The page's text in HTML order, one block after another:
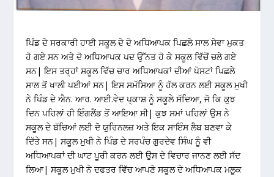
ਪਿੰਡ ਦੇ ਸਰਕਾਰੀ ਹਾਈ ਸਕੂਲ ਦੇ ਦੋ ਅਧਿਆਪਕ ਪਿਛਲੇ ਸਾਲ ਸੇਵਾ ਮੁਕਤ
ਹੋ ਗਏ ਸਨ ਅਤੇ ਦੋ ਅਧਿਆਪਕ ਪਦ ਉੱਨਤ ਹੋ ਕੇ ਸਕੂਲ ਵਿੱਚੋਂ ਚਲੇ ਗਏ
ਸਨ| ਇਸ ਤਰ੍ਹਾਂ ਸਕੂਲ ਵਿੱਚ ਚਾਰ ਅਧਿਆਪਕਾਂ ਦੀਆਂ ਪੋਸਟਾਂ ਪਿਛਲੇ
ਸਾਲ ਤੋਂ ਖਾਲੀ ਪਈਆਂ ਸਨ| ਇਸ ਸਮੱਸਿਆ ਨੂੰ ਹੱਲ ਕਰਨ ਲਈ ਸਕੂਲ ਮੁਖੀ
ਨੇ ਪਿੰਡ ਦੇ ਐਨ. ਆਰ. ਆਈ.ਵੇਦ ਪ੍ਕਾਸ਼ ਨੂੰ ਸਕੂਲੇ ਸੱਦਿਆ, ਜੋ ਕਿ ਕੁਝ
ਦਿਨ ਪਹਿਲਾਂ ਹੀ ਇੰਗਲੈਂਡ ਤੋਂ ਆਇਆ ਸੀ| ਕੁਝ ਸਮਾਂ ਪਹਿਲਾਂ ਉਸ ਨੇ
ਸਕੂਲ ਦੇ ਬੱਚਿਆਂ ਲਈ ਦੋ ਯੁਰਿਨਲਜ਼ ਅਤੇ ਇਕ ਸਾਇੰਸ ਲੈਬ ਬਣਵਾ ਕੇ
ਦਿੱਤੇ ਸਨ| ਸਕੂਲ ਮੁਖੀ ਨੇ ਪਿੰਡ ਦੇ ਸਰਪੰਚ ਗੁਰਦੇਵ ਸਿੰਘ ਨੂੰ ਵੀ
ਅਧਿਆਪਕਾਂ ਦੀ ਘਾਟ ਪੂਰੀ ਕਰਨ ਲਈ ਉਸ ਦੇ ਵਿਚਾਰ ਜਾਨਣ ਲਈ ਸੱਦ
ਲਿਆ| ਸਕੂਲ ਮੁਖੀ ਨੇ ਦਫਤਰ ਵਿੱਚ ਆਪਣੇ ਸਕੂਲ ਦੇ ਅਧਿਆਪਕ ਮਲੂਕ